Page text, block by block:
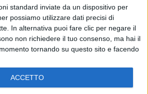
standard inviate da un dispositivo per
possiamo utilizzare dati precisi di
In alternativa puoi fare clic per negare il
non richiedere il tuo consenso, ma hai il
tornando su questo sito e facendo
ACCETTO